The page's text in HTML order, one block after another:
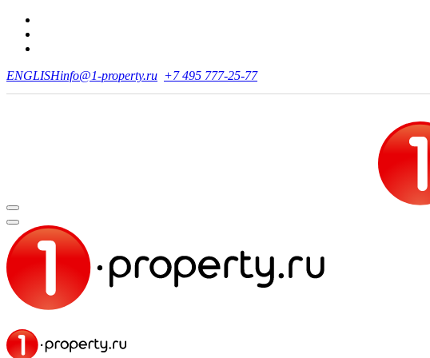
ENGLISHinfo@1-property.ru +7 495 777-25-77